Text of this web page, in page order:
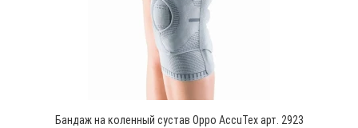
Бандаж на коленный сустав Oppo AccuTex арт. 2923